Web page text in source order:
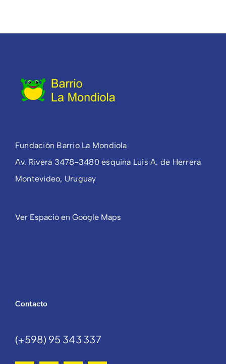
Fundación Barrio La Mondiola
Av. Rivera 3478-3480 esquina Luis A. de Herrera
Montevideo, Uruguay
Contacto
(+598) 95 343 337
Ver Espacio en Google Maps